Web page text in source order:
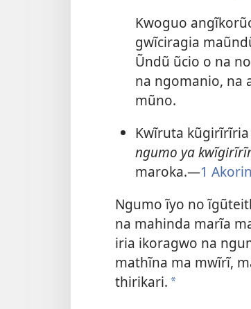
Kwoguo
gwĩciragia
Ũndũ ũcio o na
na ngomanio, na
mũno.
Kwĩruta
ngumo ya
maroka.​—1
Ngumo ĩyo no
na mahinda marĩa
iria ikoragwo na
mathĩna ma mwĩrĩ,
thirikari. a